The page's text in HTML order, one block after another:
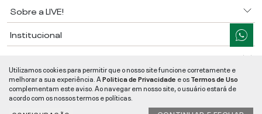
Sobre a LIVE!
Institucional
Ajuda
Segurança e Qualidade
Utilizamos cookies para permitir que o nosso site funcione corretamente e
melhorar a sua experiência. APolitica de Privacidade e osTermos de Uso
complementam este aviso. Ao navegar em nosso site, o usuário estará de
acordo com os nossos termos e políticas.